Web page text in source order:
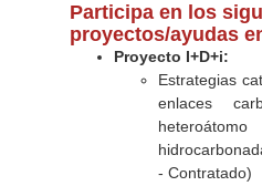
Participa en los
proyectos/ayudas
Proyecto I+D+i:
Estrategias
enlaces
- Contratado)